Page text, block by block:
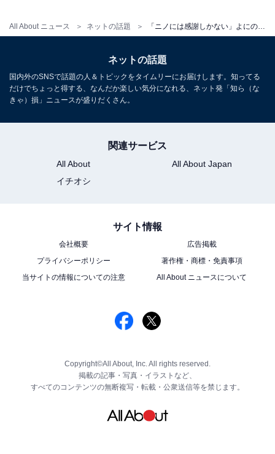
All About ニュース ネットの話題 「ニノには感謝しかない」よにのちゃんねるに松本潤が登場しファン歓喜！「やりとりが見れて嬉しいよ」
ネットの話題
国内外のSNSで話題の人＆トピックをタイムリーにお届けします。知ってる
だけでちょっと得する、なんだか楽しい気分になれる、ネット発「知ら（な
きゃ）損」ニュースが盛りだくさん。
関連サービス
All About
All About Japan
イチオシ
サイト情報
会社概要
広告掲載
プライバシーポリシー
著作権・商標・免責事項
当サイトの情報についての注意
All About ニュースについて
Copyright©All About, Inc. All rights reserved.
掲載の記事・写真・イラストなど、
すべてのコンテンツの無断複写・転載・公衆送信等を禁じます。